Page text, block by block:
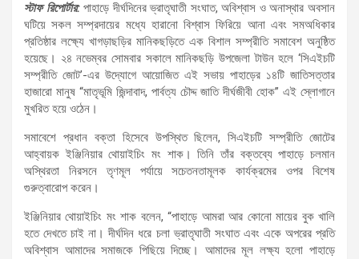
স্টাফ রিপোর্টার:পাহাড়ে দীর্ঘদিনের ভ্রাতৃঘাতী সংঘাত, অবিশ্বাস ও অনাস্থার অবসান
ঘটিয়ে সকল সম্প্রদায়ের মধ্যে হারানো বিশ্বাস ফিরিয়ে আনা এবং সমঅধিকার
প্রতিষ্ঠার লক্ষ্যে খাগড়াছড়ির মানিকছড়িতে এক বিশাল সম্প্রীতি সমাবেশ অনুষ্ঠিত
হয়েছে। ২৪ নভেম্বর সোমবার সকালে মানিকছড়ি উপজেলা টাউন হলে ‘সিএইচটি
সম্প্রীতি জোট’-এর উদ্যোগে আয়োজিত এই সভায় পাহাড়ের ১৪টি জাতিসত্তার
হাজারো মানুষ “মাতৃভূমি জিন্দাবাদ, পার্বত্য চৌদ্দ জাতি দীর্ঘজীবী হোক” এই স্লোগানে
মুখরিত হয়ে ওঠেন।
সমাবেশে প্রধান বক্তা হিসেবে উপস্থিত ছিলেন, সিএইচটি সম্প্রীতি জোটের
আহ্বায়ক ইঞ্জিনিয়ার থোয়াইচিং মং শাক। তিনি তাঁর বক্তব্যে পাহাড়ে চলমান
অস্থিরতা নিরসনে তৃণমূল পর্যায়ে সচেতনতামূলক কার্যক্রমের ওপর বিশেষ
গুরুত্বারোপ করেন।
ইঞ্জিনিয়ার থোয়াইচিং মং শাক বলেন, “পাহাড়ে আমরা আর কোনো মায়ের বুক খালি
হতে দেখতে চাই না। দীর্ঘদিন ধরে চলা ভ্রাতৃঘাতী সংঘাত এবং একে অপরের প্রতি
অবিশ্বাস আমাদের সমাজকে পিছিয়ে দিচ্ছে। আমাদের মূল লক্ষ্য হলো পাহাড়ে